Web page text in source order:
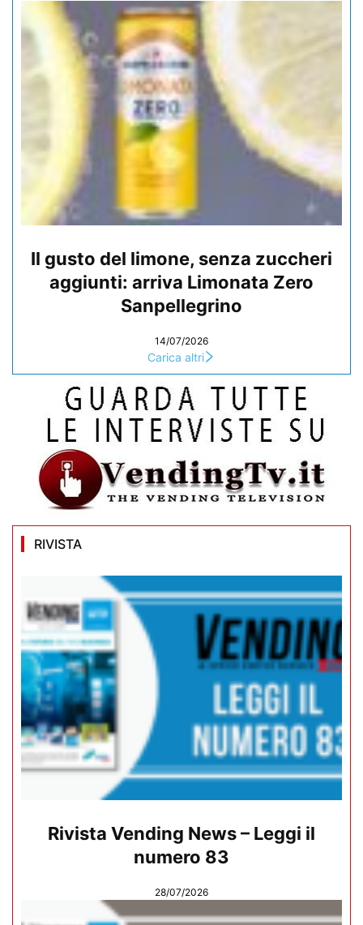
Il gusto del limone, senza zuccheri
aggiunti: arriva Limonata Zero
Sanpellegrino
14/07/2026
Carica altri
RIVISTA
Rivista Vending News – Leggi il
numero 83
28/07/2026